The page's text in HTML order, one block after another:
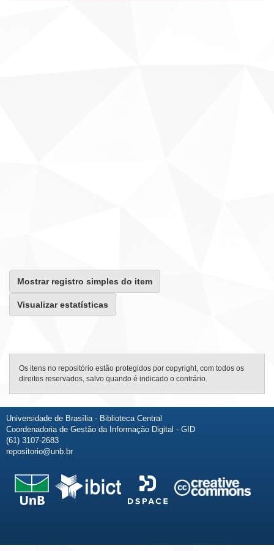
Mostrar registro simples do item
Visualizar estatísticas
Os itens no repositório estão protegidos por copyright, com todos os
direitos reservados, salvo quando é indicado o contrário.
Universidade de Brasília - Biblioteca Central
Coordenadoria de Gestão da Informação Digital - GID
(61) 3107-2683
repositorio@unb.br